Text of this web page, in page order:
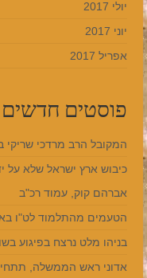
יולי 2017
יוני 2017
אפריל 2017
פוסטים חדשים
המקובל הרב מרדכי שריקי
כיבוש ארץ ישראל שלא על
אברהם קוק, עמוד רכ"ב
הטעמים מהתלמוד לט"ו
בניהו מלט נרצח בפיגוע
אדוני ראש הממשלה,